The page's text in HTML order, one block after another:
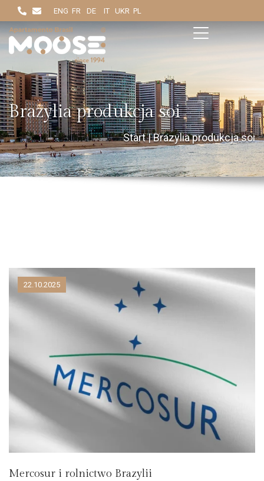
ENG FR DE IT UKR PL
Brazylia produkcja soi
Start|Brazylia produkcja soi
22.10.2025
Mercosur i rolnictwo Brazylii